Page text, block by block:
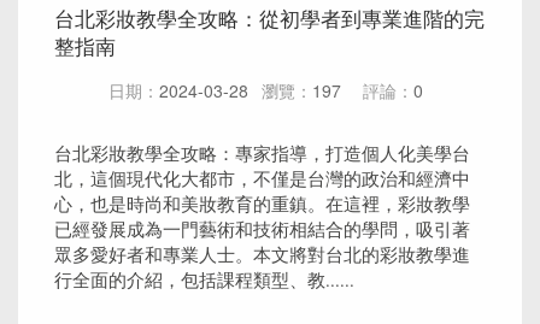
台北彩妝教學全攻略：從初學者到專業進階的完
整指南
日期： 2024-03-28 瀏覽： 197 評論： 0
台北彩妝教學全攻略：專家指導，打造個人化美學台
北，這個現代化大都市，不僅是台灣的政治和經濟中
心，也是時尚和美妝教育的重鎮。在這裡，彩妝教學
已經發展成為一門藝術和技術相結合的學問，吸引著
眾多愛好者和專業人士。本文將對台北的彩妝教學進
行全面的介紹，包括課程類型、教......